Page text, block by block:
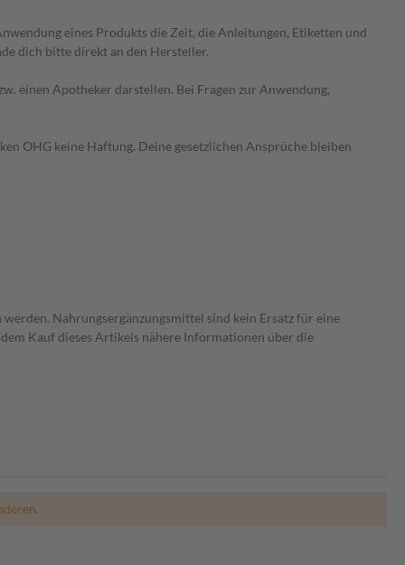
eines Produkts die Zeit, die Anleitungen, Etiketten und
dich bitte direkt an den Hersteller.
einen Apotheker darstellen. Bei Fragen zur Anwendung,
OHG keine Haftung. Deine gesetzlichen Ansprüche bleiben
Nahrungsergänzungsmittel sind kein Ersatz für eine
Kauf dieses Artikels nähere Informationen über die